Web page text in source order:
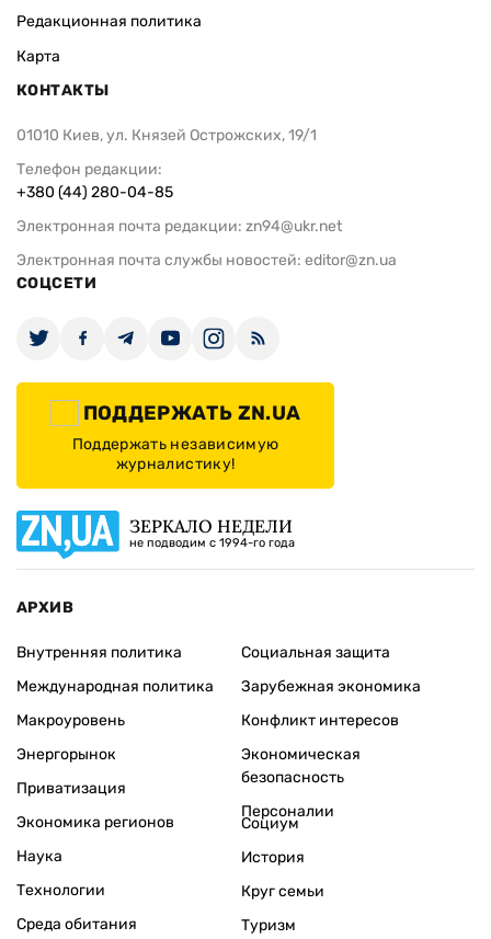
Редакционная политика
Карта
КОНТАКТЫ
01010 Киев, ул. Князей Острожских, 19/1
Телефон редакции:
+380 (44) 280-04-85
Электронная почта редакции: zn94@ukr.net
Электронная почта службы новостей: editor@zn.ua
СОЦСЕТИ
ПОДДЕРЖАТЬ ZN.UA
Поддержать независимую
журналистику!
ЗЕРКАЛО НЕДЕЛИ
не подводим с 1994-го года
АРХИВ
Внутренняя политика
Международная политика
Макроуровень
Энергорынок
Приватизация
Экономика регионов
Социальная защита
Зарубежная экономика
Конфликт интересов
Экономическая
безопасность
Персоналии
Наука
Технологии
Среда обитания
Социум
История
Круг семьи
Туризм